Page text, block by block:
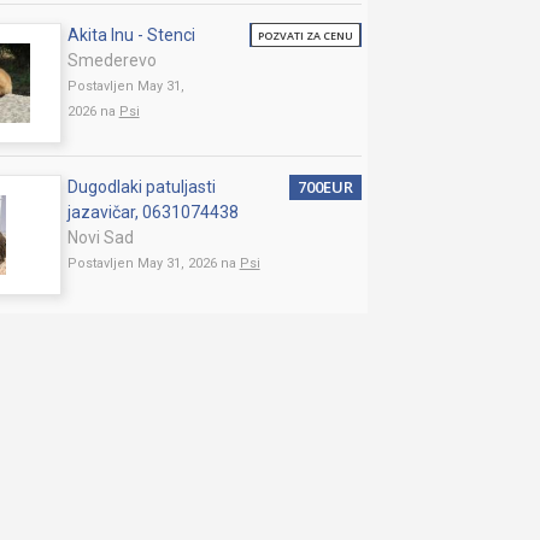
Akita Inu - Stenci
Smederevo
Postavljen May 31,
2026 na Psi
POZVATI ZA CENU
Dugodlaki patuljasti
jazavičar, 0631074438
Novi Sad
Postavljen May 31, 2026 na Psi
700EUR